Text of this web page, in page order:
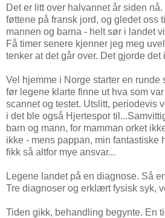
Det er litt over halvannet år siden
føttene på fransk jord, og gledet oss
mannen og barna - helt sør i landet
Få timer senere kjenner jeg meg
tenker at det går over. Det gjorde det
Vel hjemme i Norge starter en runde
før legene klarte finne ut hva som
scannet og testet. Utslitt, periodevis
i det ble også Hjertespor
barn og mann, for mamman orket
ikke - mens pappan, min fantastiske
fikk så altfor mye ansvar...
Legene landet på en diagnose. Så
Tre diagnoser og erklært fysisk syk,
Tiden gikk, behandling begynte. En